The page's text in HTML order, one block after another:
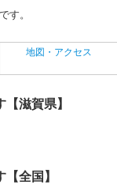
す。
地図・アクセス
滋賀県】
全国】